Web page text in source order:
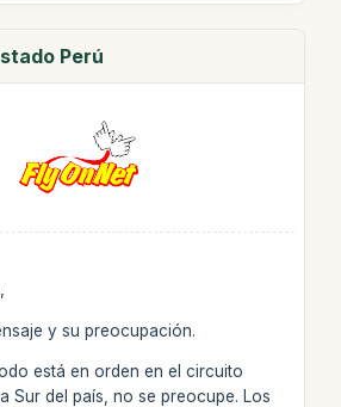
Perú
y su preocupación.
está en orden en el circuito
Sur del país, no se preocupe. Los